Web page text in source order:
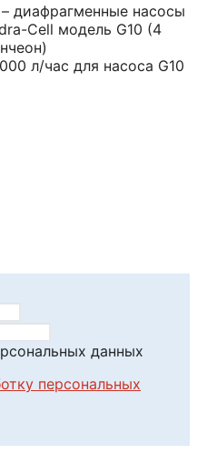
диафрагменные насосы
Cell модель G10 (4
л/час для насоса G10
данных
персональных